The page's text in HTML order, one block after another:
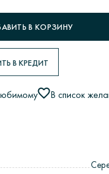
В КОРЗИНУ
В КРЕДИТ
В список